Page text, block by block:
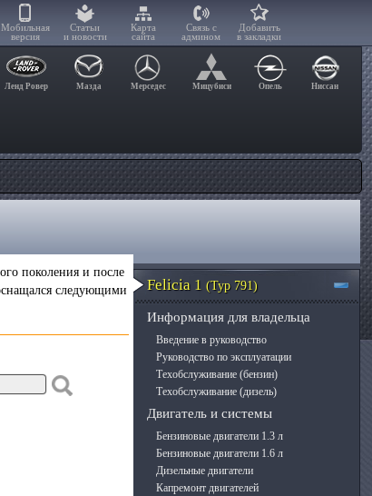
Мобильная
версия
Статьи
и новости
Карта
сайта
Связь с
админом
Добавить
в закладки
Ленд Ровер Мазда Мерседес Мицубиси Опель Ниссан
поколения и после
следующими
Felicia 1 (Typ 791)
Информация для владельца
Введение в руководство
Руководство по эксплуатации
Техобслуживание (бензин)
Техобслуживание (дизель)
Двигатель и системы
Бензиновые двигатели 1.3 л
Бензиновые двигатели 1.6 л
Дизельные двигатели
Капремонт двигателей